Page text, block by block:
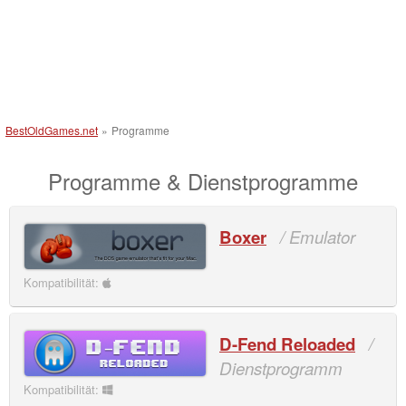
BestOldGames.net » Programme
Programme & Dienstprogramme
Kompatibilität:
Boxer / Emulator
Kompatibilität:
D-Fend Reloaded /
Dienstprogramm